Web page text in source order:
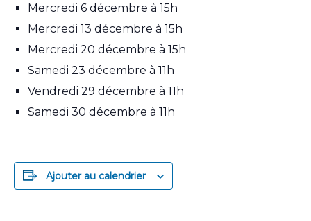
Mercredi 6 décembre à 15h
Mercredi 13 décembre à 15h
Mercredi 20 décembre à 15h
Samedi 23 décembre à 11h
Vendredi 29 décembre à 11h
Samedi 30 décembre à 11h
Ajouter au calendrier